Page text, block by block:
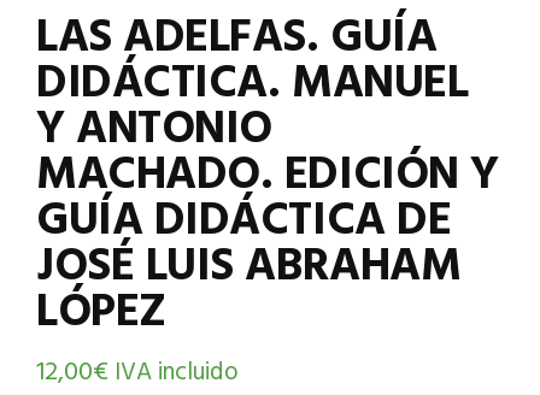
LAS ADELFAS. GUÍA
DIDÁCTICA. MANUEL
Y ANTONIO
MACHADO. EDICIÓN Y
GUÍA DIDÁCTICA DE
JOSÉ LUIS ABRAHAM
LÓPEZ
12,00€ IVA incluido